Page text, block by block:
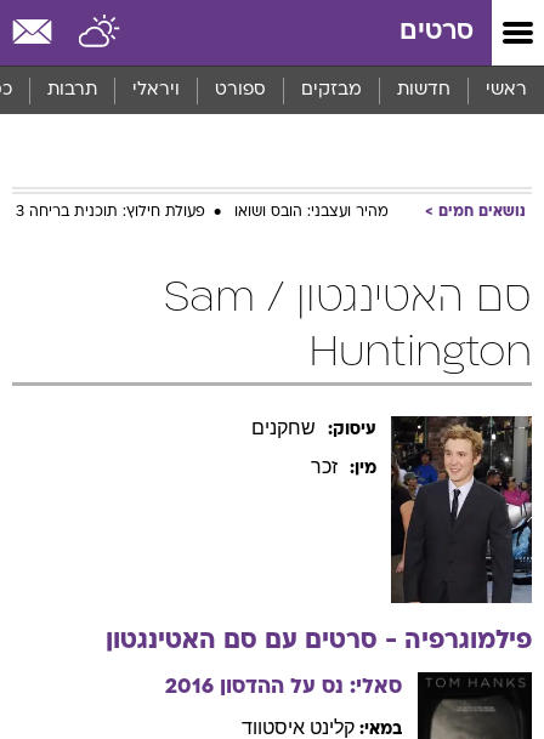
סרטים
ראשי חדשות מבזקים ספורט ויראלי תרבות
נושאים חמים מהיר ועצבני: הובס ושואו פעולת חילוץ: תוכנית בריחה 3
סם האטינגטון / Sam
Huntington
עיסוק: שחקנים
מין: זכר
פילמוגרפיה - סרטים עם סם האטינגטון
סאלי: נס על ההדסון 2016
במאי: קלינט איסטווד